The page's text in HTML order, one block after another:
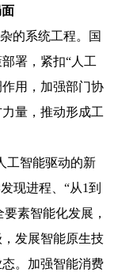
的系统工程。国
署，紧扣“人工
用，加强部门协
量，推动形成工
工智能驱动的新
现进程、“从1到
素智能化发展，
发展智能原生技
。加强智能消费